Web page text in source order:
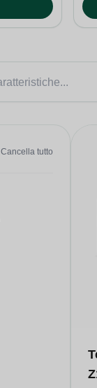
Cancella tutto